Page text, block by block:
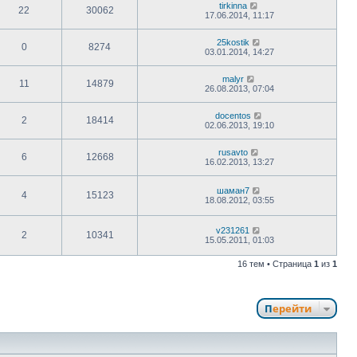
22 30062
tirkinna
17.06.2014, 11:17
0 8274
25kostik
03.01.2014, 14:27
11 14879
malyr
26.08.2013, 07:04
2 18414
docentos
02.06.2013, 19:10
6 12668
rusavto
16.02.2013, 13:27
4 15123
шаман7
18.08.2012, 03:55
2 10341
v231261
15.05.2011, 01:03
16 тем • Страница 1 из 1
Перейти